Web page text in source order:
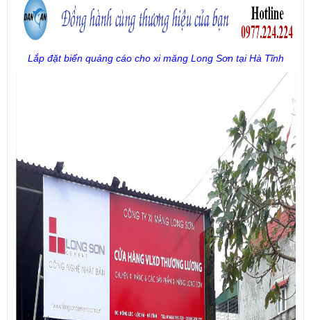
Lắp đặt biển quảng cáo cho xi măng Long Sơn tại Hà Tĩnh